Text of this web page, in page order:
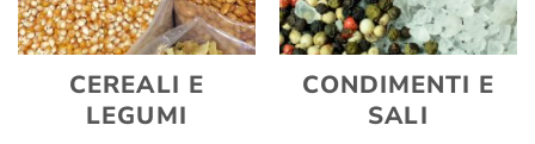
CEREALI E
LEGUMI
CONDIMENTI E
SALI